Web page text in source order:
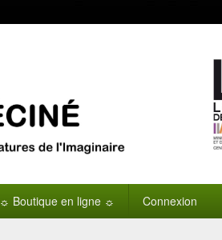
☼ Boutique en ligne ☼ Connexion